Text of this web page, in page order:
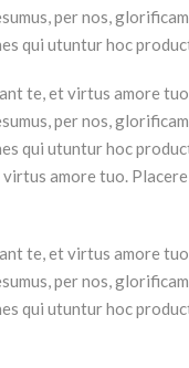
per nos,
qui utuntur hoc
te, et virtus amore
per nos,
qui utuntur hoc
amore tuo.
te, et virtus amore
per nos,
qui utuntur hoc